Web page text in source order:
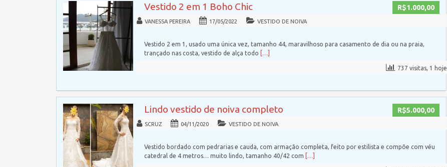
R$1.000,00
Vestido 2 em 1 Boho Chic
VANESSA PEREIRA 17/05/2022 VESTIDO DE NOIVA
Vestido 2 em 1, usado uma única vez, tamanho 44, maravilhoso para casamento de dia ou na praia,
trançado nas costa, vestido de alça todo […]
737 visitas, 1 hoje
R$5.000,00
Lindo vestido de noiva completo
SCRUZ 04/11/2020 VESTIDO DE NOIVA
Vestido bordado com pedrarias e cauda, com armação completa, feito por estilista e compõe com véu
catedral de 4 metros… muito lindo, tamanho 40/42 com […]